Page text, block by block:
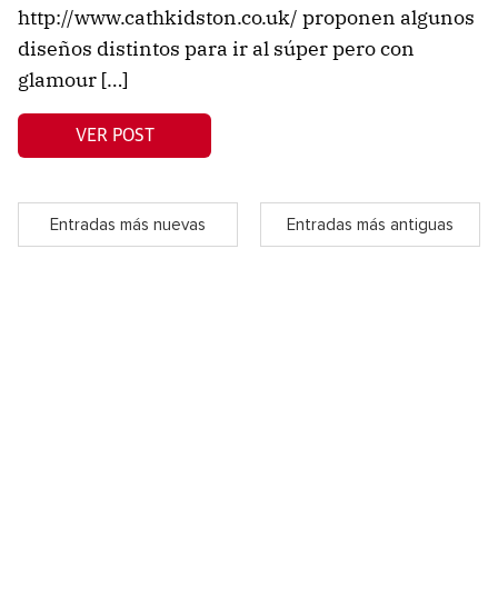
http://www.cathkidston.co.uk/ proponen algunos
diseños distintos para ir al súper pero con
glamour […]
VER POST
Entradas más nuevas Entradas más antiguas